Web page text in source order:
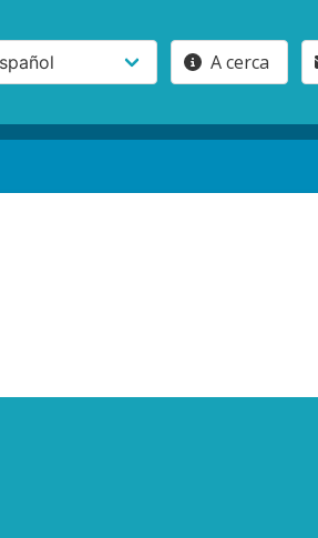
A cerca